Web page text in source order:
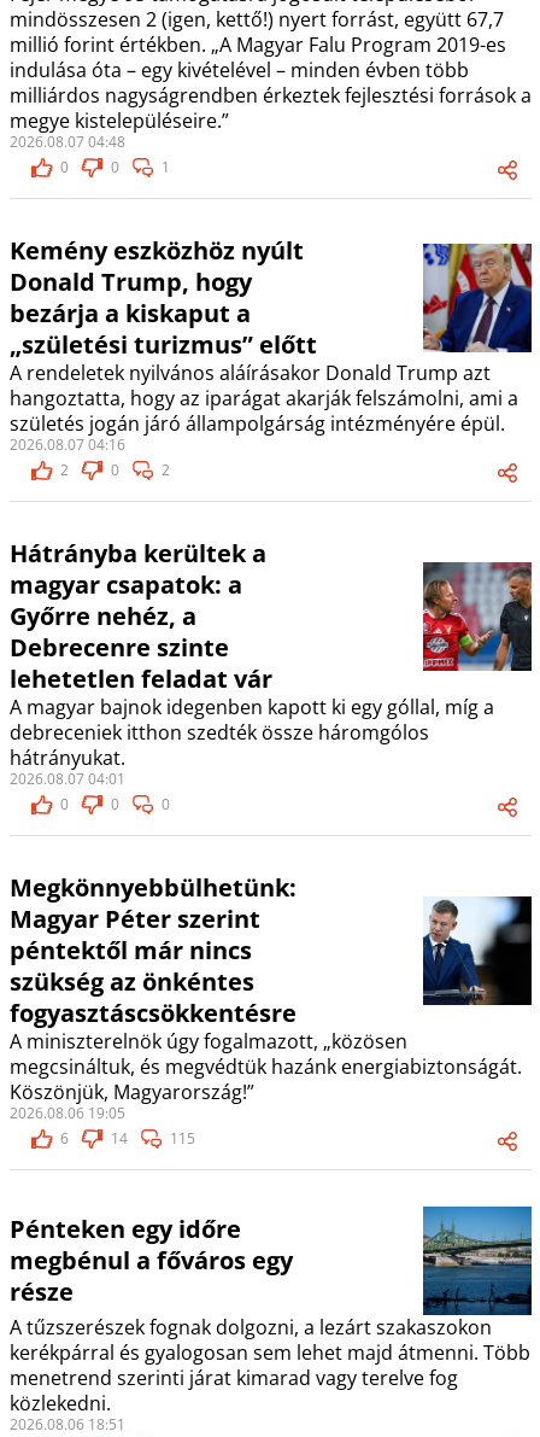
mindösszesen 2 (igen, kettő!) nyert forrást, együtt 67,7
millió forint értékben. „A Magyar Falu Program 2019-es
indulása óta – egy kivételével – minden évben több
milliárdos nagyságrendben érkeztek fejlesztési források a
megye kistelepüléseire.”
2026.08.07 04:48
0
0 1
Kemény eszközhöz nyúlt
Donald Trump, hogy
bezárja a kiskaput a
„születési turizmus” előtt
A rendeletek nyilvános aláírásakor Donald Trump azt
hangoztatta, hogy az iparágat akarják felszámolni, ami a
születés jogán járó állampolgárság intézményére épül.
2026.08.07 04:16
2
0 2
Hátrányba kerültek a
magyar csapatok: a
Győrre nehéz, a
Debrecenre szinte
lehetetlen feladat vár
A magyar bajnok idegenben kapott ki egy góllal, míg a
debreceniek itthon szedték össze háromgólos
hátrányukat.
2026.08.07 04:01
0
0 0
Megkönnyebbülhetünk:
Magyar Péter szerint
péntektől már nincs
szükség az önkéntes
fogyasztáscsökkentésre
A miniszterelnök úgy fogalmazott, „közösen
megcsináltuk, és megvédtük hazánk energiabiztonságát.
Köszönjük, Magyarország!”
2026.08.06 19:05
6
14 115
Pénteken egy időre
megbénul a főváros egy
része
A tűzszerészek fognak dolgozni, a lezárt szakaszokon
kerékpárral és gyalogosan sem lehet majd átmenni. Több
menetrend szerinti járat kimarad vagy terelve fog
közlekedni.
2026.08.06 18:51